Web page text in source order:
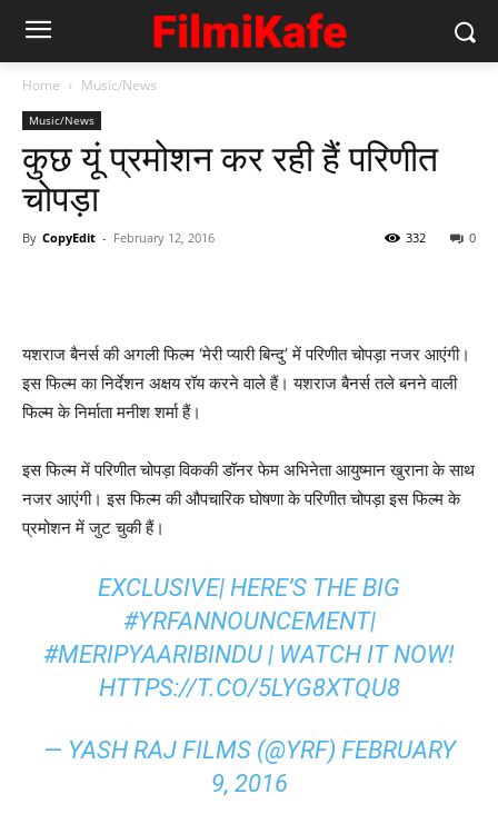
Home Music/News
Music/News
कुछ यूं प्रमोशन कर रही हैं परिणीत
चोपड़ा
By CopyEdit - February 12, 2016 0
332
यशराज बैनर्स की अगली फिल्‍म ‘मेरी प्यारी बिन्दु’ में परिणीत चोपड़ा नजर आएंगी।
इस फिल्‍म का निर्देशन अक्षय रॉय करने वाले हैं। यशराज बैनर्स तले बनने वाली
फिल्‍म के निर्माता मनीश शर्मा हैं।
इस फिल्‍म में परिणीत चोपड़ा विककी डॉनर फेम अभिनेता आयुष्मान खुराना के साथ
नजर आएंगी। इस फिल्‍म की औपचारिक घोषणा के परिणीत चोपड़ा इस फिल्‍म के
प्रमोशन में जुट चुकी हैं।
EXCLUSIVE| HERE’S THE BIG
#YRFANNOUNCEMENT|
#MERIPYAARIBINDU | WATCH IT NOW!
HTTPS://T.CO/5LYG8XTQU8
— YASH RAJ FILMS (@YRF) FEBRUARY
9, 2016